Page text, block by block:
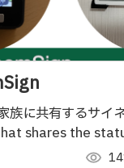
族に共有するサイ
shares the
family.
visibility